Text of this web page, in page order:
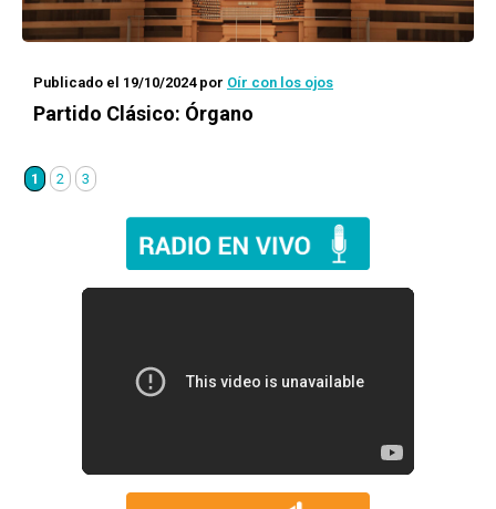
Publicado el 19/10/2024por Oír con los ojos
Partido Clásico: Órgano
1 2 3